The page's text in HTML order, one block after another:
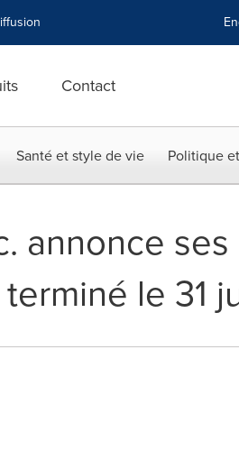
Contact
Santé et style de vie Politique
annonce
le 31